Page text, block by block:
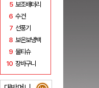
5 보조배터리
6 수건
7 선풍기
8 보온보냉백
9 물티슈
10 장바구니